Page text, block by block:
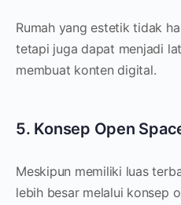
Rumah yang estetik tidak
tetapi juga dapat menjadi
membuat konten digital.
5. Konsep Open
Meskipun memiliki luas
lebih besar melalui konsep